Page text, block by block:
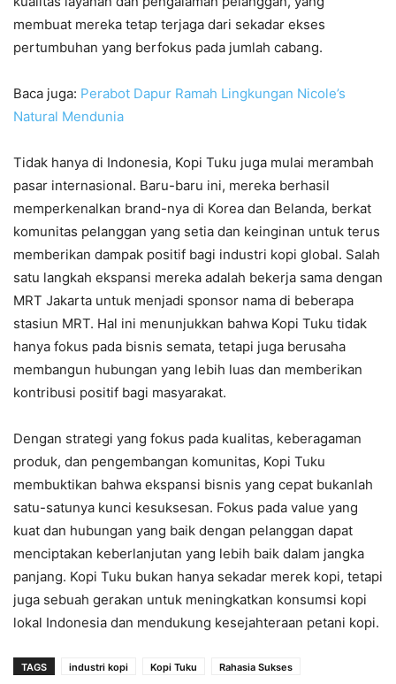
membuat mereka tetap terjaga dari sekadar ekses
pertumbuhan yang berfokus pada jumlah cabang.
Baca juga: Perabot Dapur Ramah Lingkungan Nicole’s
Natural Mendunia
Tidak hanya di Indonesia, Kopi Tuku juga mulai merambah
pasar internasional. Baru-baru ini, mereka berhasil
memperkenalkan brand-nya di Korea dan Belanda, berkat
komunitas pelanggan yang setia dan keinginan untuk terus
memberikan dampak positif bagi industri kopi global. Salah
satu langkah ekspansi mereka adalah bekerja sama dengan
MRT Jakarta untuk menjadi sponsor nama di beberapa
stasiun MRT. Hal ini menunjukkan bahwa Kopi Tuku tidak
hanya fokus pada bisnis semata, tetapi juga berusaha
membangun hubungan yang lebih luas dan memberikan
kontribusi positif bagi masyarakat.
Dengan strategi yang fokus pada kualitas, keberagaman
produk, dan pengembangan komunitas, Kopi Tuku
membuktikan bahwa ekspansi bisnis yang cepat bukanlah
satu-satunya kunci kesuksesan. Fokus pada value yang
kuat dan hubungan yang baik dengan pelanggan dapat
menciptakan keberlanjutan yang lebih baik dalam jangka
panjang. Kopi Tuku bukan hanya sekadar merek kopi, tetapi
juga sebuah gerakan untuk meningkatkan konsumsi kopi
lokal Indonesia dan mendukung kesejahteraan petani kopi.
TAGS industri kopi Kopi Tuku Rahasia Sukses